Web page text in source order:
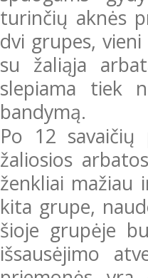
turinčių aknės
dvi grupes,
su žaliąja
slepiama tiek
bandymą.
Po 12 savaičių pastebėti grupės, kuri naudojo priemones su
žaliosios
ženkliai mažiau
kita grupe,
šioje grupėje
išsausėjimo